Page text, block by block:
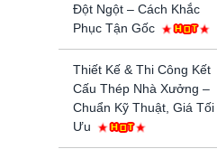
Đột Ngột – Cách Khắc
Phục Tận Gốc
Thiết Kế & Thi Công Kết
Cấu Thép Nhà Xưởng –
Chuẩn Kỹ Thuật, Giá Tối
Ưu